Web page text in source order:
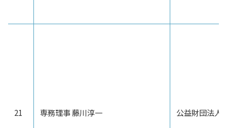
21 専務理事 藤川淳一 公益財団法人